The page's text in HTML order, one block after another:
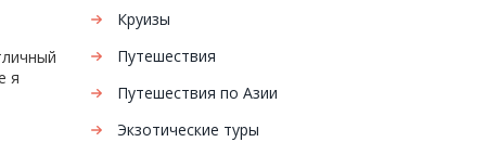
я
Круизы
Путешествия
Путешествия по Азии
Экзотические туры